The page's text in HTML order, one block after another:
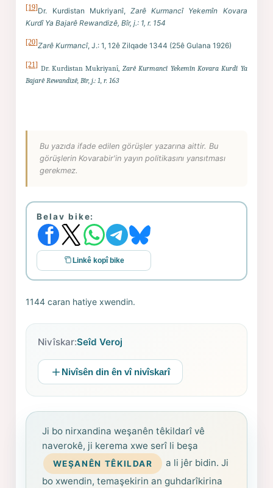
[19]Dr. Kurdistan Mukriyanî, Zarê Kurmancî Yekemîn Kovara
Kurdî Ya Bajarê Rewandizê, Bîr, j.: 1, r. 154
[20]Zarê Kurmancî, J.: 1, 12ê Zilqade 1344 (25ê Gulana 1926)
[21] Dr. Kurdistan Mukriyanî, Zarê Kurmancî Yekemîn Kovara Kurdî Ya
Bajarê Rewandizê, Bîr, j.: 1, r. 163
Bu yazıda ifade edilen görüşler yazarına aittir. Bu
görüşlerin Kovarabir'in yayın politikasını yansıtması
gerekmez.
Belav bike:
Linkê kopî bike
1144 caran hatiye xwendin.
Nivîskar:Seîd Veroj
Nivîsên din ên vî nivîskarî
Ji bo nirxandina weşanên têkildarî vê
naverokê, ji kerema xwe serî li beşa
WEŞANÊN TÊKILDAR
a li jêr bidin. Ji
bo xwendin, temaşekirin an guhdarîkirina